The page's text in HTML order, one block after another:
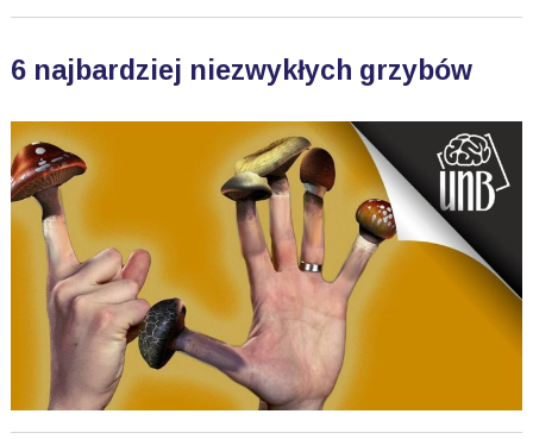
6 najbardziej niezwykłych grzybów